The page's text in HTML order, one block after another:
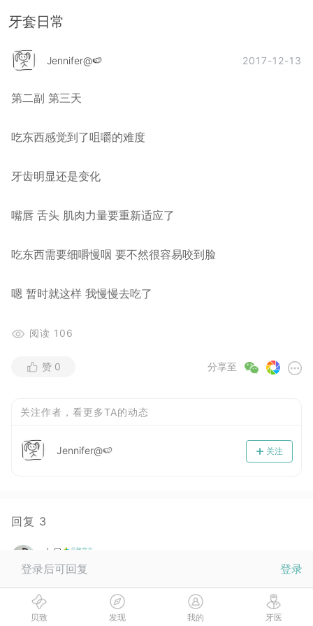
牙套日常
Jennifer@🍉 2017-12-13
第二副 第三天
吃东西感觉到了咀嚼的难度
牙齿明显还是变化
嘴唇 舌头 肌肉力量要重新适应了
吃东西需要细嚼慢咽 要不然很容易咬到脸
嗯 暂时就这样 我慢慢去吃了
阅读 106
分享至
赞 0
关注作者，看更多TA的动态
关注
Jennifer@🍉
回复 3
小贝
2017-12-13
不要着急哟，养成好的口腔习惯，好好戴牙套，谨遵医嘱那
就ok啦，其他的交给时间吧
登录后可回复 登录
贝致 发现 我的 牙医